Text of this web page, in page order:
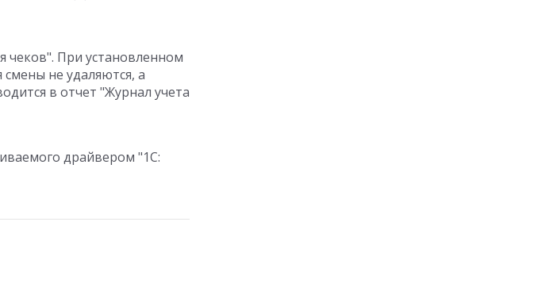
чеков". При установленном
не удаляются, а
в отчет "Журнал учета
драйвером "1С: